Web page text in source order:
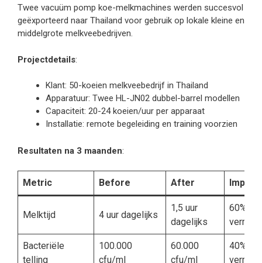
Twee vacuüm pomp koe-melkmachines werden succesvol
geëxporteerd naar Thailand voor gebruik op lokale kleine en
middelgrote melkveebedrijven.
Projectdetails:
Klant: 50-koeien melkveebedrijf in Thailand
Apparatuur: Twee HL-JN02 dubbel-barrel modellen
Capaciteit: 20-24 koeien/uur per apparaat
Installatie: remote begeleiding en training voorzien
Resultaten na 3 maanden:
Metric Before After
Melktijd 4 uur dagelijks
1,5 uur
dagelijks
60%
Bacteriële
telling
100.000
cfu/ml
60.000
cfu/ml
40%